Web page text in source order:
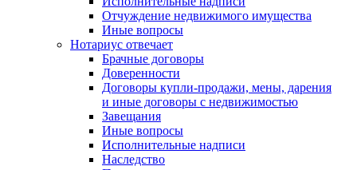
Отчуждение недвижимого имущества
Иные вопросы
Нотариус отвечает
Брачные договоры
Доверенности
Договоры купли-продажи, мены, дарения
и иные договоры с недвижимостью
Завещания
Иные вопросы
Исполнительные надписи
Наследство